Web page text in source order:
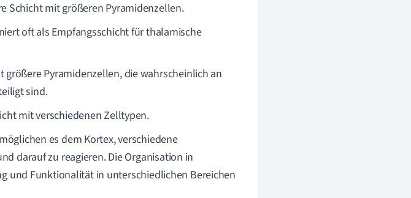
Schicht mit größeren Pyramidenzellen.
oft als Empfangsschicht für thalamische
größere Pyramidenzellen, die wahrscheinlich an
sind.
mit verschiedenen Zelltypen.
es dem Kortex, verschiedene
darauf zu reagieren. Die Organisation in
und Funktionalität in unterschiedlichen Bereichen